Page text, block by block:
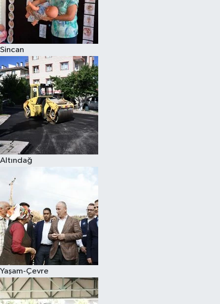
Sincan
Altındağ
Yaşam-Çevre
Sağlık
Siyaset
Teknoloji
Televizyon
Yaşam-Çevre